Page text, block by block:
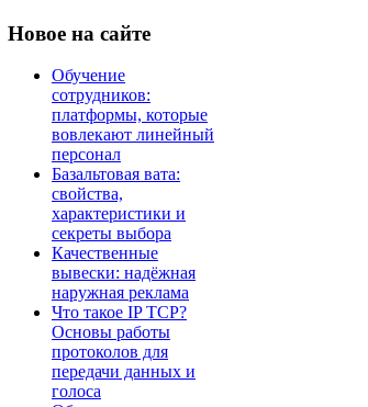
Новое на сайте
Обучение
сотрудников:
платформы, которые
вовлекают линейный
персонал
Базальтовая вата:
свойства,
характеристики и
секреты выбора
Качественные
вывески: надёжная
наружная реклама
Что такое IP TCP?
Основы работы
протоколов для
передачи данных и
голоса